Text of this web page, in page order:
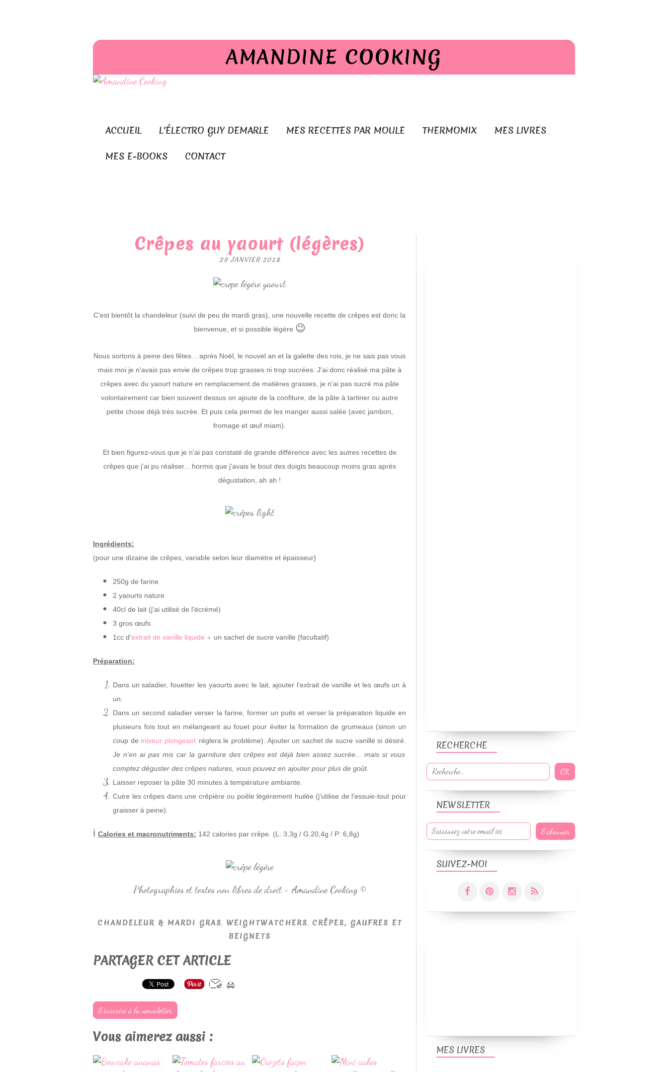
AMANDINE COOKING
ACCUEIL L'ÉLECTRO GUY DEMARLE MES RECETTES PAR MOULE THERMOMIX MES LIVRES
MES E-BOOKS CONTACT
Crêpes au yaourt (légères)
29 JANVIER 2018
C'est bientôt la chandeleur (suivi de peu de mardi gras), une nouvelle recette de crêpes est donc la
bienvenue, et si possible légère 😉
Nous sortons à peine des fêtes... après Noël, le nouvel an et la galette des rois, je ne sais pas vous
mais moi je n'avais pas envie de crêpes trop grasses ni trop sucrées. J'ai donc réalisé ma pâte à
crêpes avec du yaourt nature en remplacement de matières grasses, je n'ai pas sucré ma pâte
volontairement car bien souvent dessus on ajoute de la confiture, de la pâte à tartiner ou autre
petite chose déjà très sucrée. Et puis cela permet de les manger aussi salée (avec jambon,
fromage et œuf miam).
Et bien figurez-vous que je n'ai pas constaté de grande différence avec les autres recettes de
crêpes que j'ai pu réaliser... hormis que j'avais le bout des doigts beaucoup moins gras après
dégustation, ah ah !
Ingrédients:
(pour une dizaine de crêpes, variable selon leur diamètre et épaisseur)
250g de farine
2 yaourts nature
40cl de lait (j'ai utilisé de l'écrémé)
3 gros œufs
1cc d'extrait de vanille liquide + un sachet de sucre vanille (facultatif)
Préparation:
Dans un saladier, fouetter les yaourts avec le lait, ajouter l'extrait de vanille et les œufs un à
un.
Dans un second saladier verser la farine, former un puits et verser la préparation liquide en
plusieurs fois tout en mélangeant au fouet pour éviter la formation de grumeaux (sinon un
coup de mixeur plongeant réglera le problème). Ajouter un sachet de sucre vanillé si désiré.
Je n'en ai pas mis car la garniture des crêpes est déjà bien assez sucrée... mais si vous
comptez déguster des crêpes natures, vous pouvez en ajouter pour plus de goût.
Laisser reposer la pâte 30 minutes à température ambiante.
Cuire les crêpes dans une crêpière ou poêle légèrement huilée (j'utilise de l'essuie-tout pour
graisser à peine).
ℹ Calories et macronutriments: 142 calories par crêpe. (L: 3,3g / G:20,4g / P: 6,8g)
Photographies et textes non libres de droit - Amandine Cooking ©
CHANDELEUR & MARDI GRAS, WEIGHTWATCHERS, CRÊPES, GAUFRES ET
BEIGNETS
PARTAGER CET ARTICLE
S'inscrire à la newsletter
Vous aimerez aussi :
NEWSLETTER
SUIVEZ-MOI
RECHERCHE
MES LIVRES